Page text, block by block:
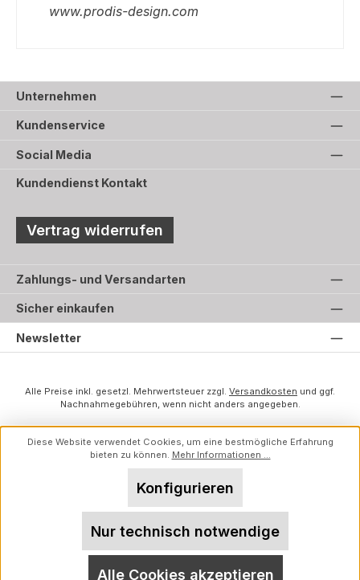
www.prodis-design.com
Unternehmen
Kundenservice
Social Media
Kundendienst Kontakt
Vertrag widerrufen
Zahlungs- und Versandarten
Sicher einkaufen
Newsletter
Alle Preise inkl. gesetzl. Mehrwertsteuer zzgl. Versandkosten und ggf.
Nachnahmegebühren, wenn nicht anders angegeben.
Diese Website verwendet Cookies, um eine bestmögliche Erfahrung
bieten zu können. Mehr Informationen ...
Nur technisch notwendige
Konfigurieren
Alle Cookies akzeptieren